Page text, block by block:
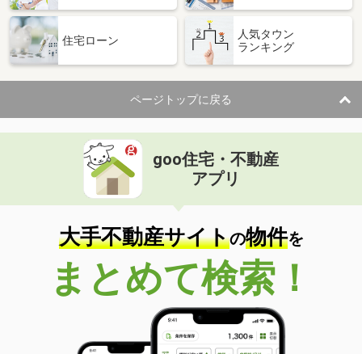
千葉県習志野市東習志野３
2,188万円
住 所
千葉県習志野市東習志野３
専有面積 63.84m²
間取り
3LDK
千葉県習志野市谷津３
価 格
3,890万円
住 所
千葉県習志野市谷津３
専有面積 90.22m²
間取り
3LDK
千葉県習志野市谷津３
価 格
1,590万円
千葉県習志野市谷津３
68.82m²
間取り
3LDK
住宅ローン
人気タウン
ランキング
ページトップに戻る
goo住宅・不動産
アプリ
大手不動産サイトの物件を
まとめて検索！